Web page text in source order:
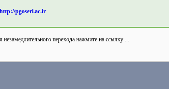
http://pgoseri.ac.ir
перехода нажмите на ссылку ...